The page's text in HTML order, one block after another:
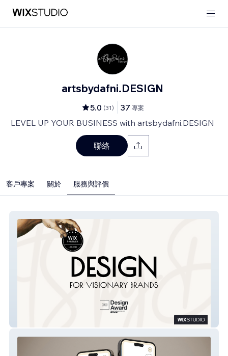
artsbydafni.DESIGN
5.0 (31) 37 專案
LEVEL UP YOUR BUSINESS with artsbydafni.DESIGN
聯絡
客戶專案 關於 服務與評價